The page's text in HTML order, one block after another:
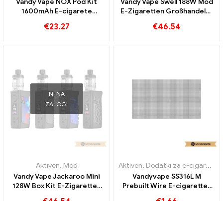
1600mAh E-cigarete
€23.27
E-Zigaretten Großhandel丨
€46.54
NI NA
ZALOGI
Aktiven, Mod
Vandy Vape Jackaroo Mini
128W Box Kit E-Zigaretten
Aktiven, Dodatki za e-cigarete
Vandyvape SS316L M
Prebuilt Wire E-cigarettes